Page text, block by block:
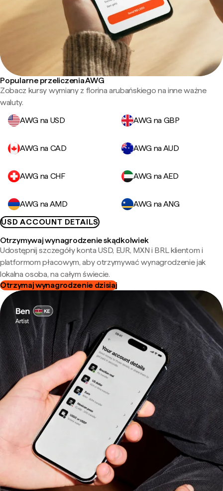
Popularne przeliczenia AWG
Zobacz kursy wymiany z florina arubańskiego na inne ważne
waluty.
AWG na USD
AWG na GBP
AWG na CAD AWG na AUD
AWG na CHF AWG na AED
AWG na AMD
AWG na ANG
USD ACCOUNT DETAILS
Otrzymywaj wynagrodzenie skądkolwiek
Udostępnij szczegóły konta USD, EUR, MXN i BRL klientom i
platformom płacowym, aby otrzymywać wynagrodzenie jak
lokalna osoba, na całym świecie.
Otrzymaj wynagrodzenie dzisiaj